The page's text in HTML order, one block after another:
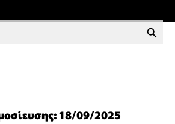
SEARCH BUTTON
18/09/2025